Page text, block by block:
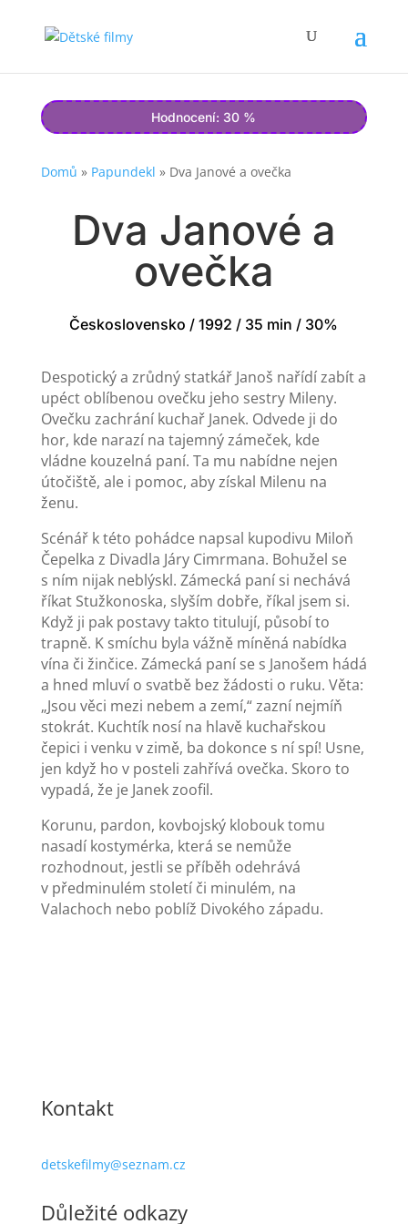
Hodnocení: 30 %
Domů » Papundekl » Dva Janové a ovečka
Dva Janové a
ovečka
Československo / 1992 / 35 min / 30%
Despotický a zrůdný statkář Janoš nařídí zabít a
upéct oblíbenou ovečku jeho sestry Mileny.
Ovečku zachrání kuchař Janek. Odvede ji do
hor, kde narazí na tajemný zámeček, kde
vládne kouzelná paní. Ta mu nabídne nejen
útočiště, ale i pomoc, aby získal Milenu na
ženu.
Scénář k této pohádce napsal kupodivu Miloň
Čepelka z Divadla Járy Cimrmana. Bohužel se
s ním nijak neblýskl. Zámecká paní si nechává
říkat Stužkonoska, slyším dobře, říkal jsem si.
Když ji pak postavy takto titulují, působí to
trapně. K smíchu byla vážně míněná nabídka
vína či žinčice. Zámecká paní se s Janošem hádá
a hned mluví o svatbě bez žádosti o ruku. Věta:
„Jsou věci mezi nebem a zemí,“ zazní nejmíň
stokrát. Kuchtík nosí na hlavě kuchařskou
čepici i venku v zimě, ba dokonce s ní spí! Usne,
jen když ho v posteli zahřívá ovečka. Skoro to
vypadá, že je Janek zoofil.
Korunu, pardon, kovbojský klobouk tomu
nasadí kostymérka, která se nemůže
rozhodnout, jestli se příběh odehrává
v předminulém století či minulém, na
Valachoch nebo poblíž Divokého západu.
Kontakt
detskefilmy@seznam.cz
Důležité odkazy